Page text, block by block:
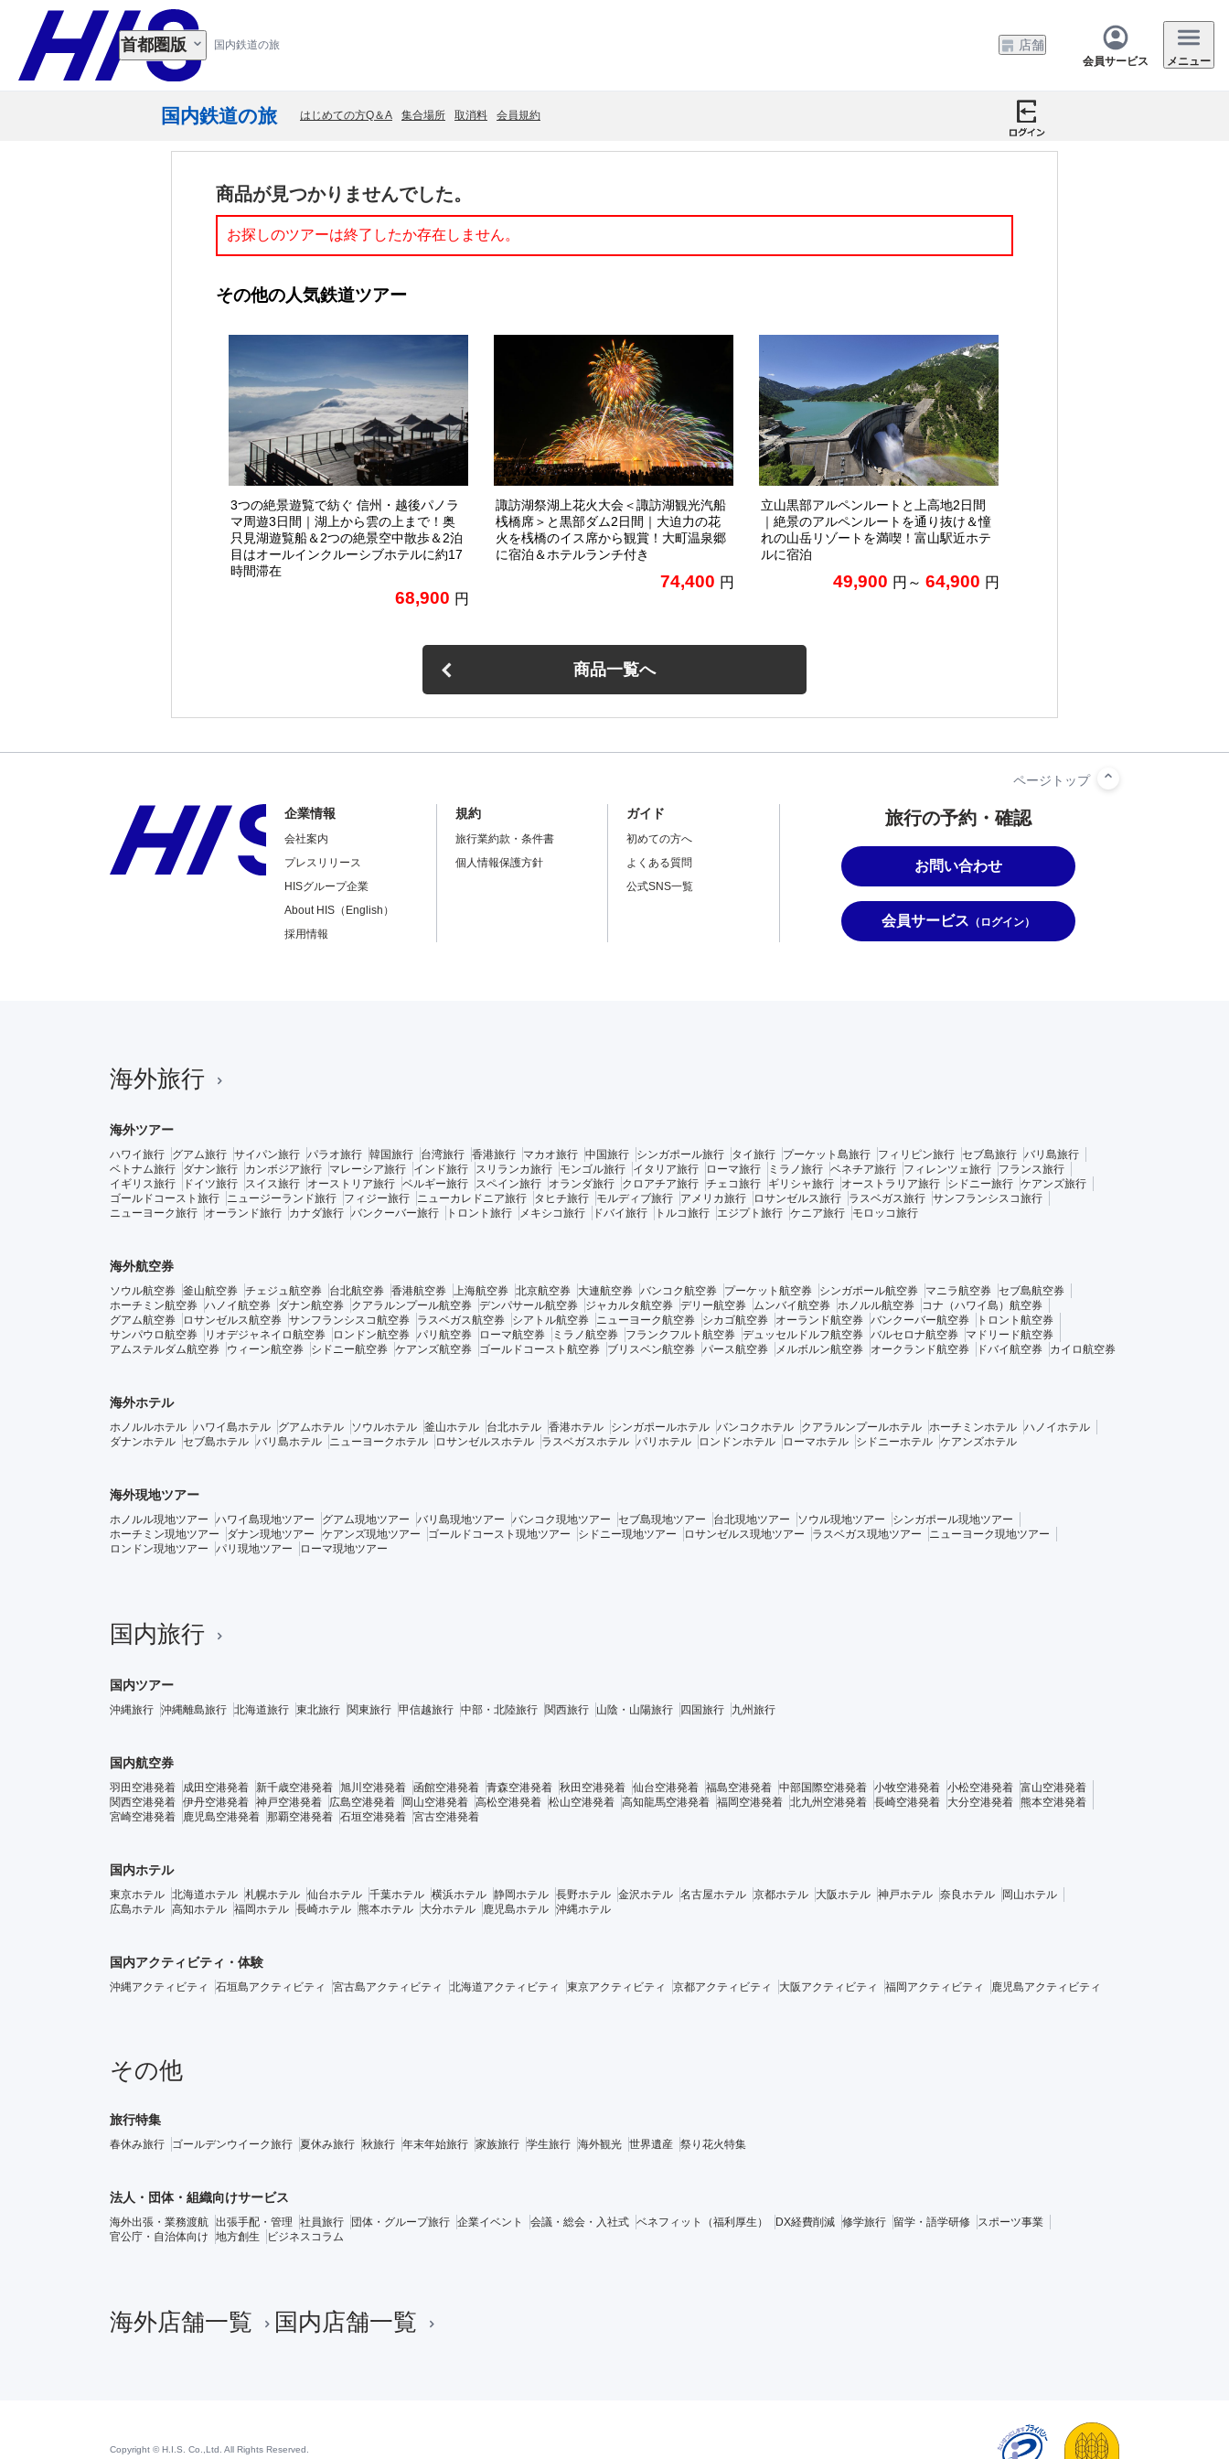
国内鉄道の旅
首都圏版 店舗
会員サービス メニュー
国内鉄道の旅 はじめての方Q＆A 集合場所 取消料 会員規約
商品が見つかりませんでした。
お探しのツアーは終了したか存在しません。
その他の人気鉄道ツアー
3つの絶景遊覧で紡ぐ 信州・越後パノラ
マ周遊3日間｜湖上から雲の上まで！奥
只見湖遊覧船＆2つの絶景空中散歩＆2泊
目はオールインクルーシブホテルに約17
時間滞在
68,900 円
諏訪湖祭湖上花火大会＜諏訪湖観光汽船
桟橋席＞と黒部ダム2日間｜大迫力の花
火を桟橋のイス席から観賞！大町温泉郷
に宿泊＆ホテルランチ付き
74,400 円
立山黒部アルペンルートと上高地2日間
｜絶景のアルペンルートを通り抜け＆憧
れの山岳リゾートを満喫！富山駅近ホテ
ルに宿泊
49,900 円～64,900 円
商品一覧へ
旅行の予約・確認
お問い合わせ
会員サービス （ログイン）
企業情報
会社案内
プレスリリース
HISグループ企業
About HIS（English）
採用情報
規約
旅行業約款・条件書
個人情報保護方針
ガイド
初めての方へ
よくある質問
公式SNS一覧
海外旅行
海外ツアー
ハワイ旅行 グアム旅行 サイパン旅行 パラオ旅行 韓国旅行 台湾旅行 香港旅行 マカオ旅行 中国旅行 シンガポール旅行 タイ旅行 プーケット島旅行 フィリピン旅行 セブ島旅行 バリ島旅行
ベトナム旅行
ダナン旅行 カンボジア旅行 マレーシア旅行 インド旅行 スリランカ旅行 モンゴル旅行 イタリア旅行 ローマ旅行 ミラノ旅行 ベネチア旅行 フィレンツェ旅行
フランス旅行
イギリス旅行
ドイツ旅行 スイス旅行 オーストリア旅行 ベルギー旅行 スペイン旅行 オランダ旅行 クロアチア旅行 チェコ旅行 ギリシャ旅行 オーストラリア旅行 シドニー旅行 ケアンズ旅行
ゴールドコースト旅行
ニュージーランド旅行 フィジー旅行 ニューカレドニア旅行 タヒチ旅行 モルディブ旅行 アメリカ旅行 ロサンゼルス旅行 ラスベガス旅行 サンフランシスコ旅行
ニューヨーク旅行
オーランド旅行 カナダ旅行 バンクーバー旅行 トロント旅行 メキシコ旅行 ドバイ旅行 トルコ旅行 エジプト旅行 ケニア旅行 モロッコ旅行
海外航空券
ソウル航空券 釜山航空券 チェジュ航空券 台北航空券 香港航空券 上海航空券 北京航空券 大連航空券 バンコク航空券 プーケット航空券 シンガポール航空券 マニラ航空券 セブ島航空券
ホーチミン航空券 ハノイ航空券 ダナン航空券 クアラルンプール航空券 デンパサール航空券 ジャカルタ航空券 デリー航空券 ムンバイ航空券 ホノルル航空券
コナ（ハワイ島）航空券
グアム航空券
ロサンゼルス航空券 サンフランシスコ航空券 ラスベガス航空券 シアトル航空券 ニューヨーク航空券 シカゴ航空券 オーランド航空券 バンクーバー航空券
トロント航空券
サンパウロ航空券
リオデジャネイロ航空券 ロンドン航空券 パリ航空券 ローマ航空券 ミラノ航空券 フランクフルト航空券 デュッセルドルフ航空券 バルセロナ航空券
マドリード航空券
アムステルダム航空券
ウィーン航空券 シドニー航空券 ケアンズ航空券 ゴールドコースト航空券 ブリスベン航空券 パース航空券 メルボルン航空券 オークランド航空券 ドバイ航空券 カイロ航空券
海外ホテル
ホノルルホテル ハワイ島ホテル グアムホテル ソウルホテル 釜山ホテル 台北ホテル 香港ホテル シンガポールホテル バンコクホテル クアラルンプールホテル ホーチミンホテル ハノイホテル
ダナンホテル セブ島ホテル バリ島ホテル ニューヨークホテル ロサンゼルスホテル ラスベガスホテル パリホテル ロンドンホテル ローマホテル シドニーホテル ケアンズホテル
海外現地ツアー
ホノルル現地ツアー ハワイ島現地ツアー グアム現地ツアー バリ島現地ツアー バンコク現地ツアー セブ島現地ツアー 台北現地ツアー ソウル現地ツアー
シンガポール現地ツアー
ホーチミン現地ツアー
ダナン現地ツアー ケアンズ現地ツアー ゴールドコースト現地ツアー シドニー現地ツアー ロサンゼルス現地ツアー ラスベガス現地ツアー
ニューヨーク現地ツアー
ロンドン現地ツアー
パリ現地ツアー ローマ現地ツアー
国内旅行
国内ツアー
沖縄旅行 沖縄離島旅行 北海道旅行 東北旅行 関東旅行 甲信越旅行 中部・北陸旅行 関西旅行 山陰・山陽旅行 四国旅行 九州旅行
国内航空券
羽田空港発着 成田空港発着 新千歳空港発着 旭川空港発着 函館空港発着 青森空港発着 秋田空港発着 仙台空港発着 福島空港発着 中部国際空港発着 小牧空港発着 小松空港発着 富山空港発着
関西空港発着 伊丹空港発着 神戸空港発着 広島空港発着 岡山空港発着 高松空港発着 松山空港発着 高知龍馬空港発着 福岡空港発着 北九州空港発着 長崎空港発着 大分空港発着 熊本空港発着
宮崎空港発着
鹿児島空港発着 那覇空港発着 石垣空港発着 宮古空港発着
国内ホテル
東京ホテル 北海道ホテル 札幌ホテル 仙台ホテル 千葉ホテル 横浜ホテル 静岡ホテル 長野ホテル 金沢ホテル 名古屋ホテル 京都ホテル 大阪ホテル 神戸ホテル 奈良ホテル
岡山ホテル
広島ホテル 高知ホテル 福岡ホテル 長崎ホテル 熊本ホテル 大分ホテル 鹿児島ホテル 沖縄ホテル
国内アクティビティ・体験
沖縄アクティビティ 石垣島アクティビティ 宮古島アクティビティ 北海道アクティビティ 東京アクティビティ 京都アクティビティ 大阪アクティビティ 福岡アクティビティ 鹿児島アクティビティ
その他
旅行特集
春休み旅行 ゴールデンウイーク旅行 夏休み旅行 秋旅行 年末年始旅行 家族旅行 学生旅行 海外観光 世界遺産 祭り花火特集
法人・団体・組織向けサービス
海外出張・業務渡航 出張手配・管理 社員旅行 団体・グループ旅行 企業イベント 会議・総会・入社式 ベネフィット（福利厚生） DX経費削減 修学旅行 留学・語学研修
スポーツ事業
官公庁・自治体向け
地方創生 ビジネスコラム
海外店舗一覧 国内店舗一覧
Copyright © H.I.S. Co.,Ltd. All Rights Reserved.